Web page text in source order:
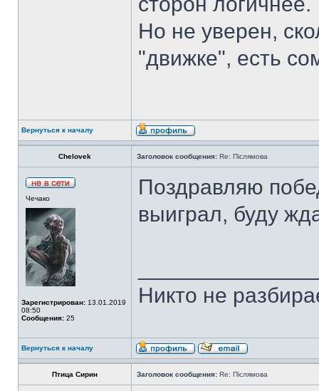
Но не уверен,
"движке", есть
Вернуться к началу
Chelovek Заголовок сообщения: Re: Післямова
Чечако
Зарегистрирован: 13.01.2019
08:50
Сообщения: 25
Поздравляю
выиграл, буду
Никто не
Вернуться к началу
Птица Сирин Заголовок сообщения: Re: Післямова